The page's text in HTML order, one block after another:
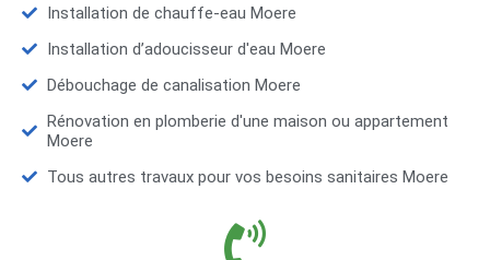
Installation de chauffe-eau Moere
Installation d’adoucisseur d'eau Moere
Débouchage de canalisation Moere
Rénovation en plomberie d'une maison ou appartement
Moere
Tous autres travaux pour vos besoins sanitaires Moere